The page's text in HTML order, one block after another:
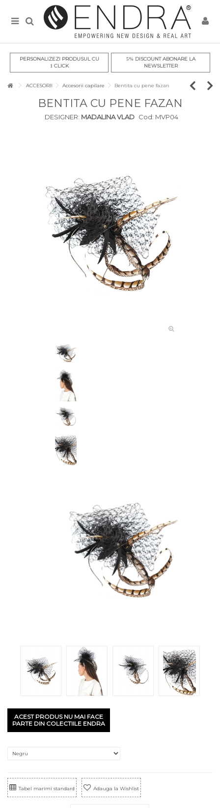
PERSONALIZEZI PRODUSUL CU
1CLICK
5% DISCOUNT ABONARE LA
NEWSLETTER
ACCESORII Accesorii capilare Bentita cu pene fazan
BENTITA CU PENE FAZAN
DESIGNER: MADALINA VLAD Cod: MVP04
ACEST PRODUS NU MAI FACE
PARTE DIN COLECTIILE ENDRA
Tabel marimi standard Adauga la Wishlist